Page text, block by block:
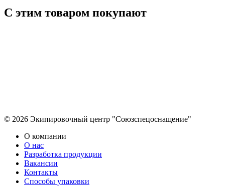
С этим товаром покупают
© 2026 Экипировочный центр "Союзспецоснащение"
О компании
О нас
Разработка продукции
Вакансии
Контакты
Способы упаковки